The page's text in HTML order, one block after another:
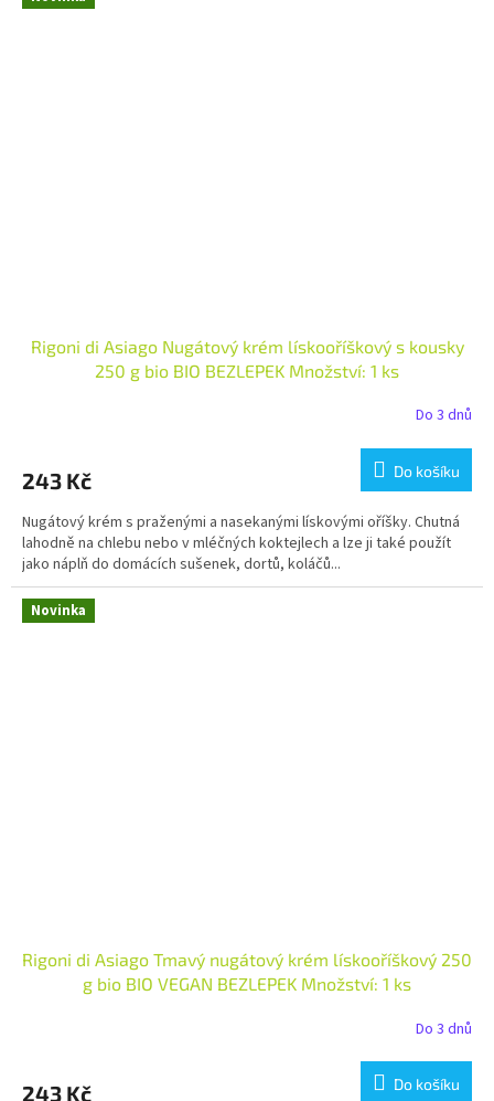
Rigoni di Asiago Nugátový krém lískooříškový s kousky
250 g bio BIO BEZLEPEK Množství: 1 ks
Do 3 dnů
243 Kč Do košíku
Nugátový krém s praženými a nasekanými lískovými oříšky. Chutná
lahodně na chlebu nebo v mléčných koktejlech a lze ji také použít
jako náplň do domácích sušenek, dortů, koláčů...
Novinka
Rigoni di Asiago Tmavý nugátový krém lískooříškový 250
g bio BIO VEGAN BEZLEPEK Množství: 1 ks
Do 3 dnů
243 Kč Do košíku